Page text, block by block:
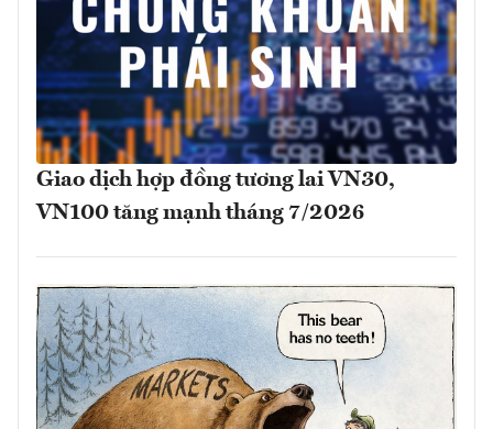
Giao dịch hợp đồng tương lai VN30,
VN100 tăng mạnh tháng 7/2026